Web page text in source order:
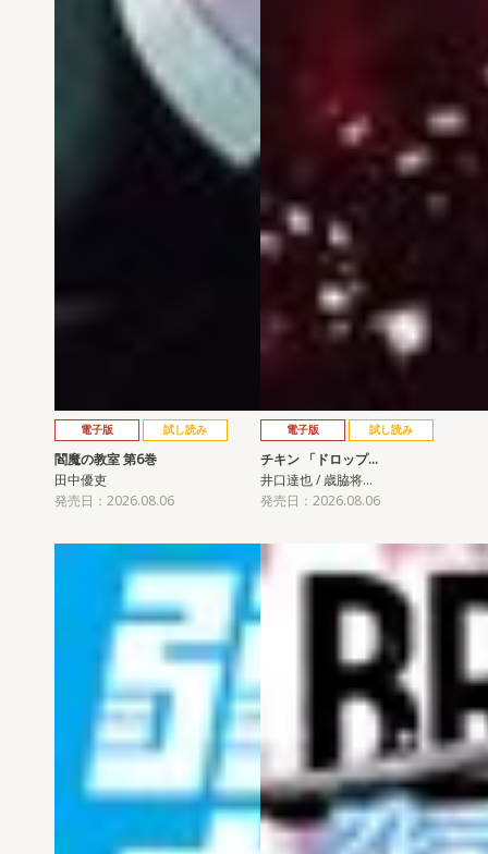
電子版 試し読み
閻魔の教室 第6巻
田中優吏
発売日：2026.08.06
電子版 試し読み
チキン 「ドロップ…
井口達也 / 歳脇将…
発売日：2026.08.06